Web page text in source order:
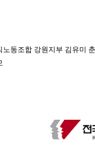
동조합 강원지부 김유미